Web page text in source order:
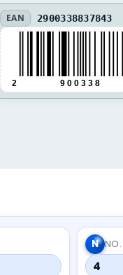
EAN 2900338837843
2 9 0 0 3 3 8
N NO.
4